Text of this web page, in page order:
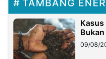
TAMBANG
Kasus
09/08/